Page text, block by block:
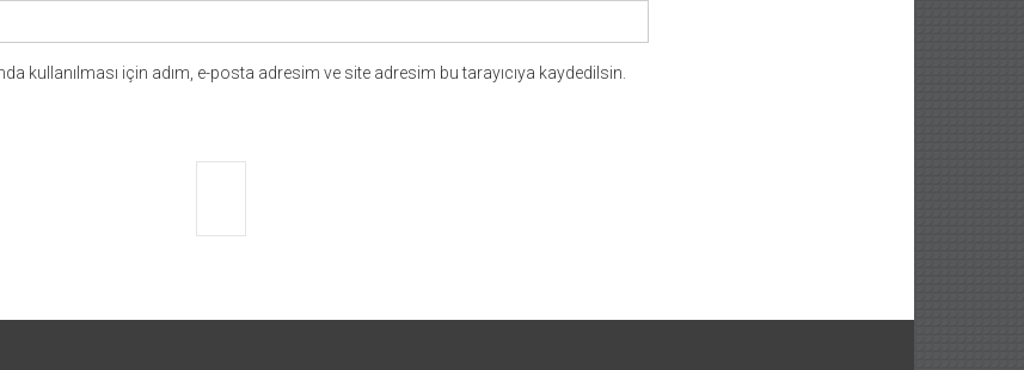
kullanılması için adım, e-posta adresim ve site adresim bu tarayıcıya kaydedilsin.